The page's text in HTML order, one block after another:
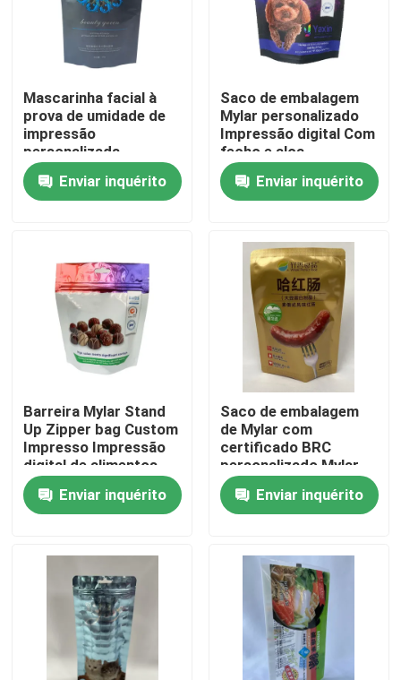
Casa
Sobre nós
Excursão da fábrica
Contacte-nos
Notícia
Casos
Malotes do empacotamento de alimento
Bolsa de embalagem de bico
Mascarinha facial à
prova de umidade de
impressão
personalizada
Enviar inquérito
Saco de embalagem
Mylar personalizado
Impressão digital Com
fecho e alça
Enviar inquérito
Barreira Mylar Stand
Up Zipper bag Custom
Impresso Impressão
digital de alimentos
Enviar inquérito
Saco de embalagem
de Mylar com
certificado BRC
personalizado Mylar
Stand Up Pouch
Enviar inquérito